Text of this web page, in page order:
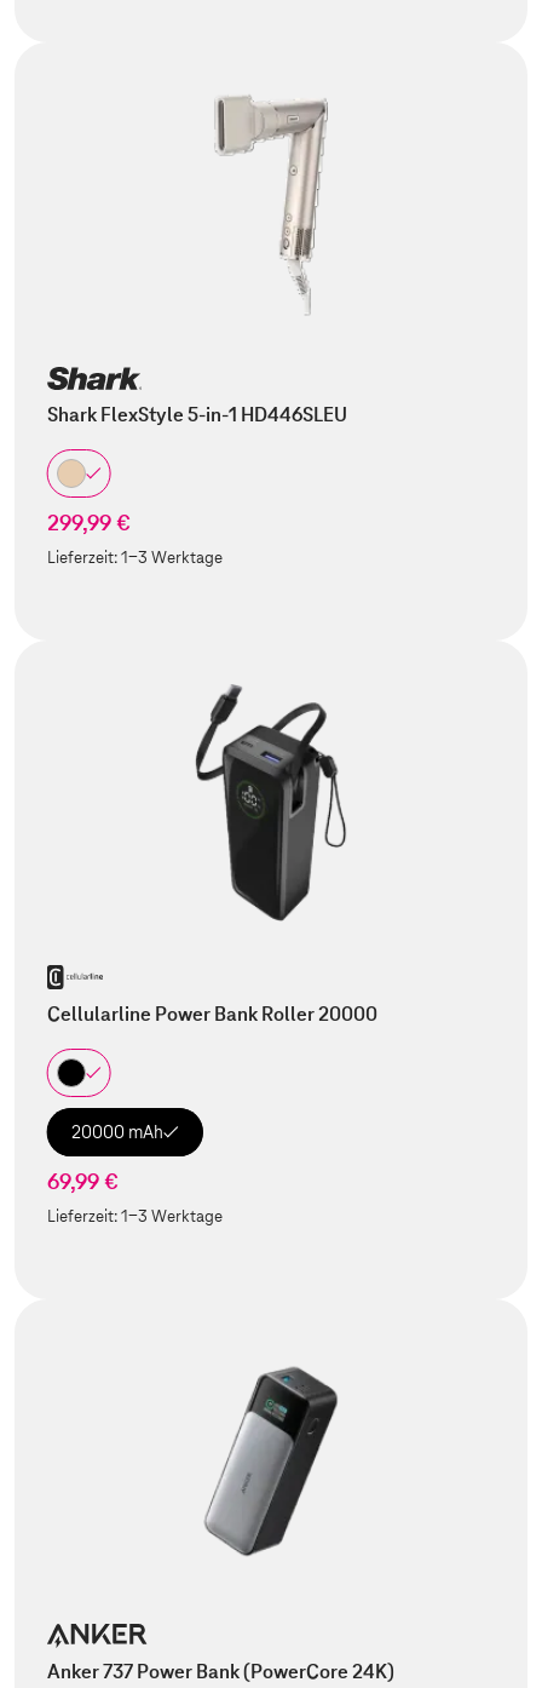
Shark FlexStyle 5-in-1 HD446SLEU
299,99 €
Lieferzeit:1-3 Werktage
Cellularline Power Bank Roller 20000
20000 mAh
69,99 €
Lieferzeit:1-3 Werktage
Anker 737 Power Bank (PowerCore 24K)